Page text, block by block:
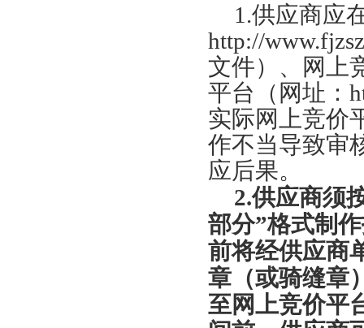
1 .供应商应
http://
文件）、网上
平台（网址：
实际网上竞价
作不当导致审
应后果。
2.供应商须
部分”格式制
前将经供应商
章（或骑缝章
至网上竞价平